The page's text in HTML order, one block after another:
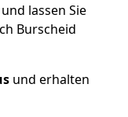
lassen Sie
Burscheid
und erhalten